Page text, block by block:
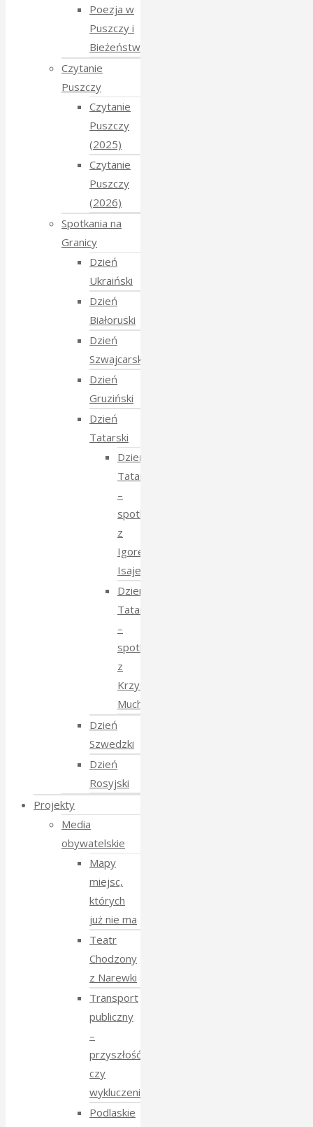
Poezja w
Puszczy i
Bieżeństwo
Czytanie
Puszczy
Czytanie
Puszczy
(2025)
Czytanie
Puszczy
(2026)
Spotkania na
Granicy
Dzień
Ukraiński
Dzień
Białoruski
Dzień
Szwajcarski
Dzień
Gruziński
Dzień
Tatarski
Dzień
Tatarski
–
spotkanie
z
Igorem
Isajewem
Dzien
Tatarski
–
spotkanie
z
Krzysztofem
Mucharskim
Dzień
Szwedzki
Dzień
Rosyjski
Projekty
Media
obywatelskie
Mapy
miejsc,
których
już nie ma
Teatr
Chodzony
z Narewki
Transport
publiczny
–
przyszłość
czy
wykluczenie?
Podlaskie